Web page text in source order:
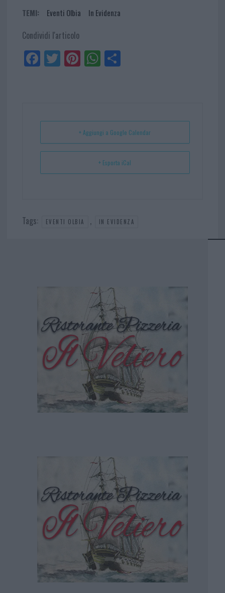
TEMI: Eventi Olbia In Evidenza
Condividi l'articolo
Fa
ce
Tw
itt
Pi
nt
t
W
ha
p
Sh
+ Aggiungi a Google Calendar
+ Esporta iCal
Tags: EVENTI OLBIA , IN EVIDENZA